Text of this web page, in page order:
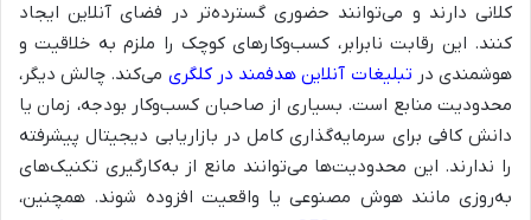
کلانی دارند و می‌توانند حضوری گسترده‌تر در فضای آنلاین ایجاد
کنند. این رقابت نابرابر، کسب‌وکارهای کوچک را ملزم به خلاقیت و
هوشمندی در تبلیغات آنلاین هدفمند در کلگری می‌کند. چالش دیگر،
محدودیت منابع است. بسیاری از صاحبان کسب‌وکار بودجه، زمان یا
دانش کافی برای سرمایه‌گذاری کامل در بازاریابی دیجیتال پیشرفته
را ندارند. این محدودیت‌ها می‌توانند مانع از به‌کارگیری تکنیک‌های
به‌روزی مانند هوش مصنوعی یا واقعیت افزوده شوند. همچنین،